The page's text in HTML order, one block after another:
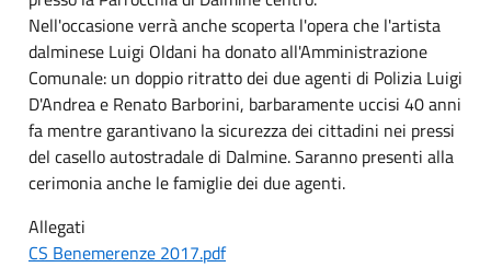
Nell'occasione verrà anche scoperta l'opera che l'artista
dalminese Luigi Oldani ha donato all'Amministrazione
Comunale: un doppio ritratto dei due agenti di Polizia Luigi
D'Andrea e Renato Barborini, barbaramente uccisi 40 anni
fa mentre garantivano la sicurezza dei cittadini nei pressi
del casello autostradale di Dalmine. Saranno presenti alla
cerimonia anche le famiglie dei due agenti.
Allegati
CS Benemerenze 2017.pdf